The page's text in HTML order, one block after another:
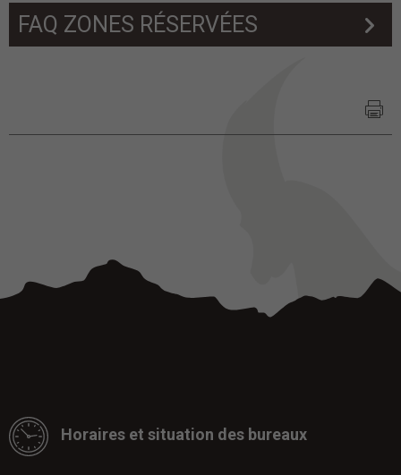
FAQ ZONES RÉSERVÉES
Horaires et situation des bureaux